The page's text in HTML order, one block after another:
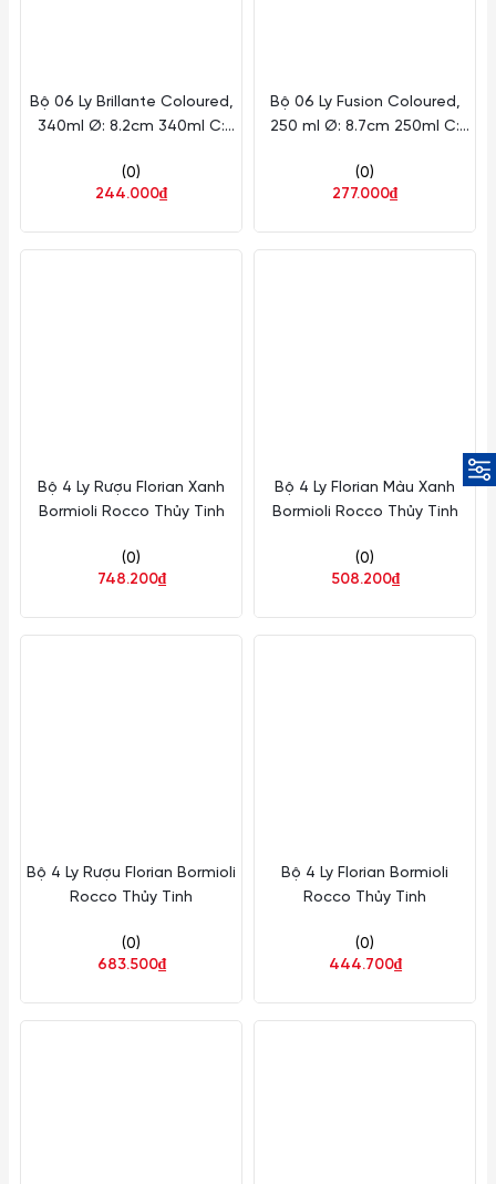
Bộ 06 Ly Brillante Coloured,
340ml Ø: 8.2cm 340ml C:
Crystal Thủy Tinh RCR
27625020006
(0)
244.000₫
Bộ 06 Ly Fusion Coloured,
250 ml Ø: 8.7cm 250ml C:
Crystal Thủy Tinh RCR
26014020106
(0)
277.000₫
Bộ 4 Ly Rượu Florian Xanh
Bormioli Rocco Thủy Tinh
(0)
748.200₫
Bộ 4 Ly Florian Màu Xanh
Bormioli Rocco Thủy Tinh
(0)
508.200₫
Bộ 4 Ly Rượu Florian Bormioli
Rocco Thủy Tinh
(0)
683.500₫
Bộ 4 Ly Florian Bormioli
Rocco Thủy Tinh
(0)
444.700₫